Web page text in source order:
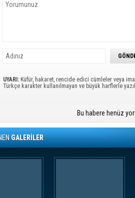
UYARI: Küfür, hakaret, rencide edici cümleler veya
Türkçe karakter kullanılmayan ve büyük harflerle
Bu habere henüz
GALERİLER